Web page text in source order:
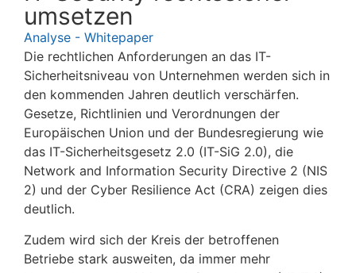
umsetzen
Analyse - Whitepaper
Die rechtlichen Anforderungen an das IT-
Sicherheitsniveau von Unternehmen werden sich in
den kommenden Jahren deutlich verschärfen.
Gesetze, Richtlinien und Verordnungen der
Europäischen Union und der Bundesregierung wie
das IT-Sicherheitsgesetz 2.0 (IT-SiG 2.0), die
Network and Information Security Directive 2 (NIS
2) und der Cyber Resilience Act (CRA) zeigen dies
deutlich.
Zudem wird sich der Kreis der betroffenen
Betriebe stark ausweiten, da immer mehr